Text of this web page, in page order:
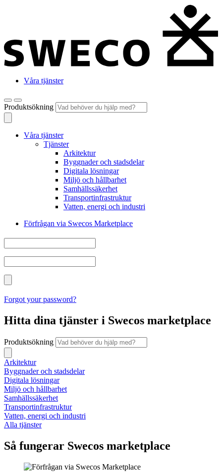
Våra tjänster
Produktsökning
Våra tjänster
Tjänster
Arkitektur
Byggnader och stadsdelar
Digitala lösningar
Miljö och hållbarhet
Samhällssäkerhet
Transportinfrastruktur
Vatten, energi och industri
Förfrågan via Swecos Marketplace
Forgot your password?
Hitta dina tjänster i Swecos marketplace
Produktsökning
Arkitektur
Byggnader och stadsdelar
Digitala lösningar
Miljö och hållbarhet
Samhällssäkerhet
Transportinfrastruktur
Vatten, energi och industri
Alla tjänster
Så fungerar Swecos marketplace